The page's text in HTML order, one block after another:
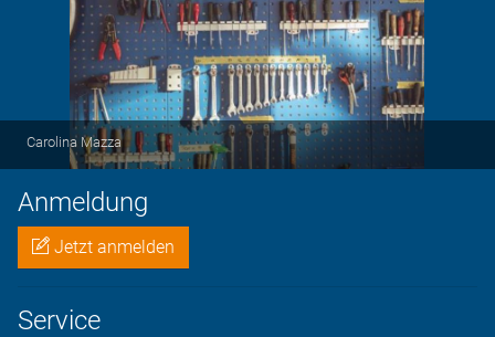
Carolina Mazza
Anmeldung
Jetzt anmelden
Service